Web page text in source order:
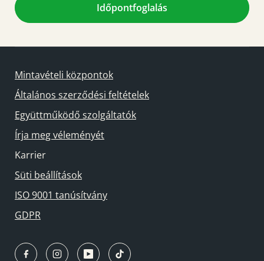
Időpontfoglalás
Mintavételi központok
Általános szerződési feltételek
Együttműködő szolgáltatók
Írja meg véleményét
Karrier
Süti beállítások
ISO 9001 tanúsítvány
GDPR